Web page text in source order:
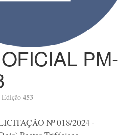
PM-
Edição 453
Nº 018/2024 -